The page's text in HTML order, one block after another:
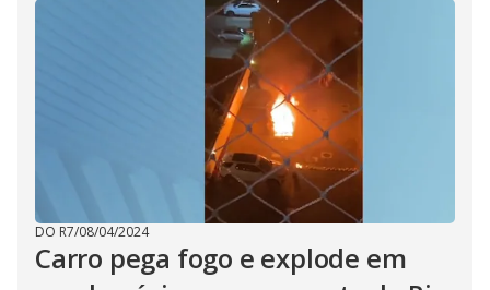
DO R7/08/04/2024
Carro pega fogo e explode em